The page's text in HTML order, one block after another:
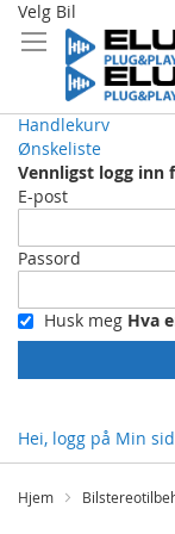
Velg Bil
Handlekurv
Ønskeliste
Vennligst logg inn
E-post
Passord
Husk meg Hva
Hei, logg på Min
Skip
Content
Hjem